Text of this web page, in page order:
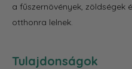
a fűszernövények, zöldségek
otthonra lelnek.
Tulajdonságok